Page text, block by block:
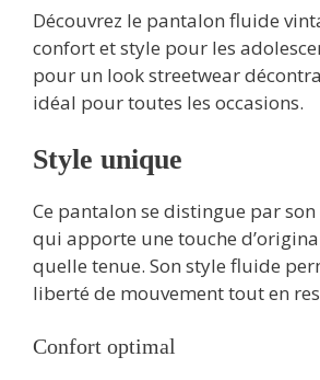
Découvrez le pantalon fluide
confort et style pour les
pour un look streetwear
idéal pour toutes les occasions.
Style unique
Ce pantalon se distingue par
qui apporte une touche
quelle tenue. Son style fluide
liberté de mouvement tout en
Confort optimal